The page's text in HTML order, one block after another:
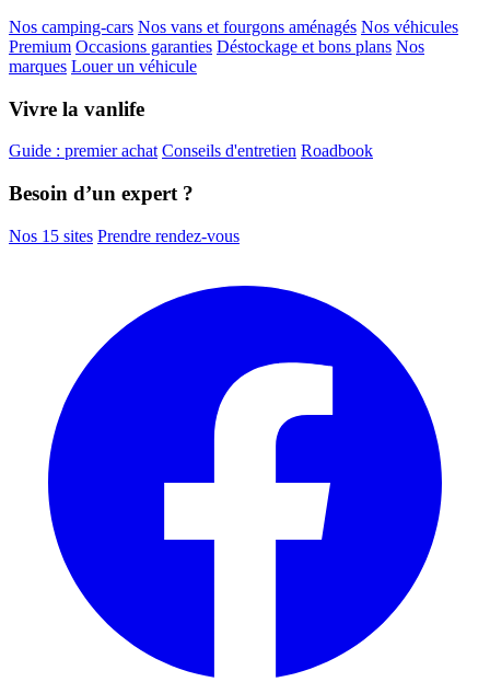
Nos camping-cars Nos vans et fourgons aménagés Nos véhicules
Premium Occasions garanties Déstockage et bons plans Nos
marques Louer un véhicule
Vivre la vanlife
Guide : premier achat Conseils d'entretien Roadbook
Besoin d’un expert ?
Nos 15 sites Prendre rendez-vous